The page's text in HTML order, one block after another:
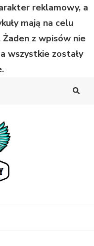
reklamowy, a
mają na celu
z wpisów nie
wszystkie zostały